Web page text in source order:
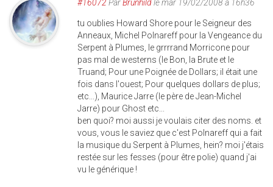
#16072 ParBrunhildle mar 19/02/2008 à 16h36
tu oublies Howard Shore pour le Seigneur des
Anneaux, Michel Polnareff pour la Vengeance du
Serpent à Plumes, le grrrrand Morricone pour
pas mal de westerns (le Bon, la Brute et le
Truand; Pour une Poignée de Dollars; il était une
fois dans l'ouest; Pour quelques dollars de plus;
etc...), Maurice Jarre (le père de Jean-Michel
Jarre) pour Ghost etc...
ben quoi? moi aussi je voulais citer des noms. et
vous, vous le saviez que c'est Polnareff qui a fait
la musique du Serpent à Plumes, hein? moi j'étais
restée sur les fesses (pour être polie) quand j'ai
vu le générique !